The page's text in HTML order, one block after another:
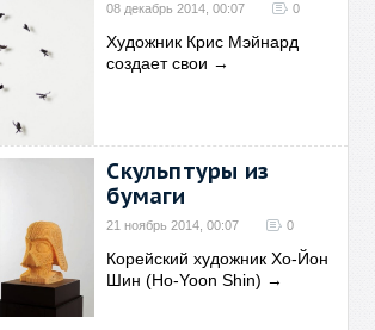
08 декабрь 2014, 00:07 0
Художник Крис Мэйнард
создает свои →
Скульптуры из
бумаги
21 ноябрь 2014, 00:07 0
Корейский художник Хо-Йон
Шин (Ho-Yoon Shin) →